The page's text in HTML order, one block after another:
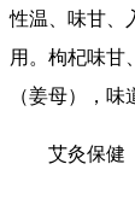
性温、味甘、
用。枸杞味甘
（姜母），
艾灸保健